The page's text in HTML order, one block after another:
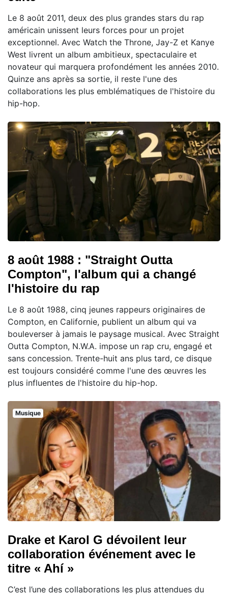
Le 8 août 2011, deux des plus grandes stars du rap
américain unissent leurs forces pour un projet
exceptionnel. Avec Watch the Throne, Jay-Z et Kanye
West livrent un album ambitieux, spectaculaire et
novateur qui marquera profondément les années 2010.
Quinze ans après sa sortie, il reste l'une des
collaborations les plus emblématiques de l'histoire du
hip-hop.
8 août 1988 : "Straight Outta
Compton", l'album qui a changé
l'histoire du rap
Le 8 août 1988, cinq jeunes rappeurs originaires de
Compton, en Californie, publient un album qui va
bouleverser à jamais le paysage musical. Avec Straight
Outta Compton, N.W.A. impose un rap cru, engagé et
sans concession. Trente-huit ans plus tard, ce disque
est toujours considéré comme l'une des œuvres les
plus influentes de l'histoire du hip-hop.
Musique
Drake et Karol G dévoilent leur
collaboration événement avec le
titre « Ahí »
C’est l’une des collaborations les plus attendues du